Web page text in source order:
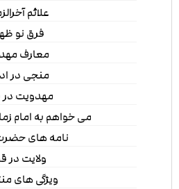
علائم
فرق نو
معارف
منجی در
مهدویت در
می خواهم به امام
نامه های
ولایت در
ویژگی های